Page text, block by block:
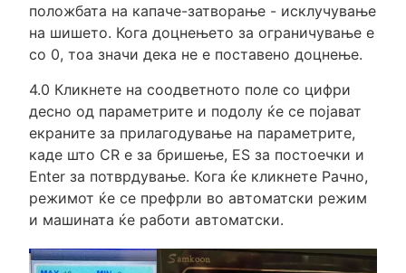
положбата на капаче-затворање - исклучување
на шишето. Кога доцнењето за ограничување е
со 0, тоа значи дека не е поставено доцнење.
4.0 Кликнете на соодветното поле со цифри
десно од параметрите и подолу ќе се појават
екраните за прилагодување на параметрите,
каде што CR е за бришење, ES за постоечки и
Enter за потврдување. Кога ќе кликнете Рачно,
режимот ќе се префрли во автоматски режим
и машината ќе работи автоматски.